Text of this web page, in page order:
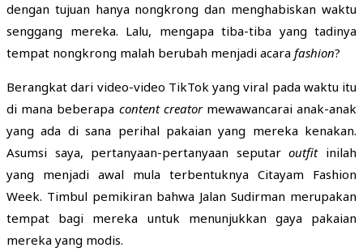
dengan tujuan hanya nongkrong dan menghabiskan waktu
senggang mereka. Lalu, mengapa tiba-tiba yang tadinya
tempat nongkrong malah berubah menjadi acara fashion?
Berangkat dari video-video TikTok yang viral pada waktu itu
di mana beberapa content creatormewawancarai anak-anak
yang ada di sana perihal pakaian yang mereka kenakan.
Asumsi saya, pertanyaan-pertanyaan seputaroutfit inilah
yang menjadi awal mula terbentuknya Citayam Fashion
Week. Timbul pemikiran bahwa Jalan Sudirman merupakan
tempat bagi mereka untuk menunjukkan gaya pakaian
mereka yang modis.